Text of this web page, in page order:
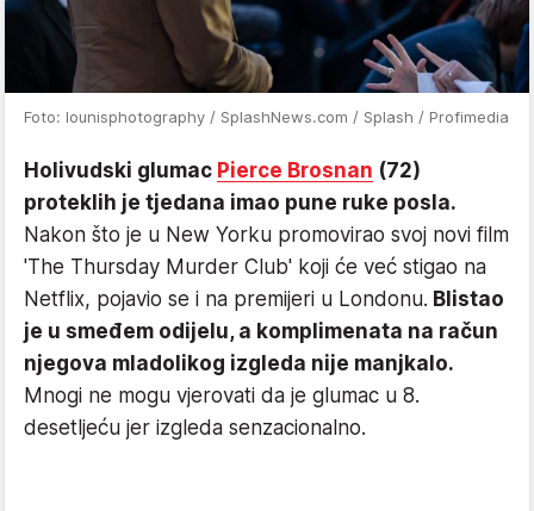
Foto: lounisphotography / SplashNews.com / Splash / Profimedia
Holivudski glumac Pierce Brosnan (72)
proteklih je tjedana imao pune ruke posla.
Nakon što je u New Yorku promovirao svoj novi film
'The Thursday Murder Club' koji će već stigao na
Netflix, pojavio se i na premijeri u Londonu. Blistao
je u smeđem odijelu, a komplimenata na račun
njegova mladolikog izgleda nije manjkalo.
Mnogi ne mogu vjerovati da je glumac u 8.
desetljeću jer izgleda senzacionalno.